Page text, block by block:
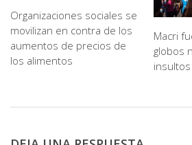
Organizaciones sociales se
movilizan en contra de los
aumentos de precios de
los alimentos
Macri
globos